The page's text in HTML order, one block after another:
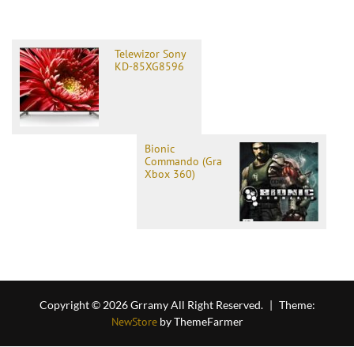
Telewizor Sony
KD-85XG8596
Bionic
Commando (Gra
Xbox 360)
Copyright © 2026 Grramy All Right Reserved. | Theme:
NewStoreby ThemeFarmer